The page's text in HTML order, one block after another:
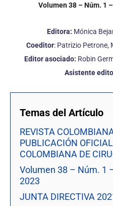
Volumen 38 – Núm. 1 –
Editora: Mónica
Coeditor: Patrizio Petrone,
Editor asociado: Robin
Asistente
Temas del Artículo
REVISTA
PUBLICACIÓN
COLOMBIANA DE
Volumen 38 – Núm. 1
2023
JUNTA DIRECTIVA